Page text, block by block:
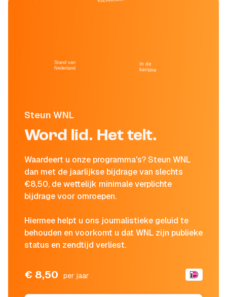
Steun WNL
Word lid. Het telt.
Waardeert u onze programma's? Steun WNL
dan met de jaarlijkse bijdrage van slechts
€8,50, de wettelijk minimale verplichte
bijdrage voor omroepen.
Hiermee helpt u ons journalistieke geluid te
behouden en voorkomt u dat WNL zijn publieke
status en zendtijd verliest.
€ 8,50 per jaar
Stand van
Nederland
In de
kantine